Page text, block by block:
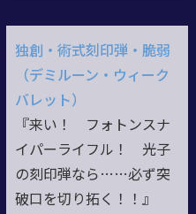
独創・術式刻印弾・脆弱
（デミルーン・ウィーク
バレット）
『来い！ フォトンスナ
イパーライフル！ 光子
の刻印弾なら……必ず突
破口を切り拓く！！』